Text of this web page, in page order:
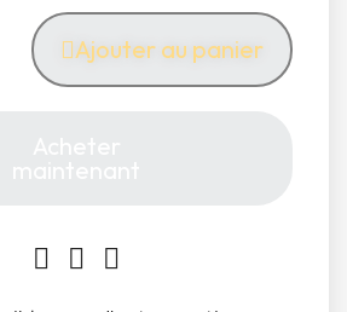
Ajouter au panier